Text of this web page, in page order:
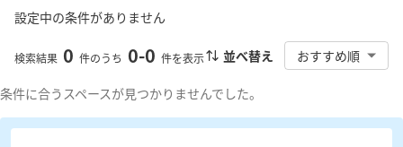
設定中の条件がありません
検索結果 0 件のうち 0-0 件を表示 並べ替え おすすめ順
条件に合うスペースが見つかりませんでした。